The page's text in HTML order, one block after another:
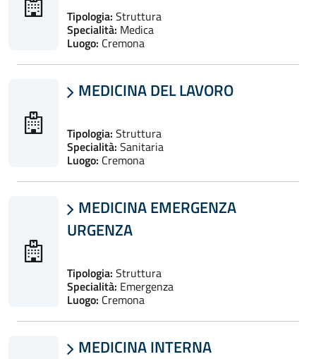
Tipologia: Struttura
Specialità: Medica
Luogo: Cremona
 MEDICINA DEL LAVORO
Tipologia: Struttura
Specialità: Sanitaria
Luogo: Cremona
 MEDICINA EMERGENZA
URGENZA
Tipologia: Struttura
Specialità: Emergenza
Luogo: Cremona
 MEDICINA INTERNA